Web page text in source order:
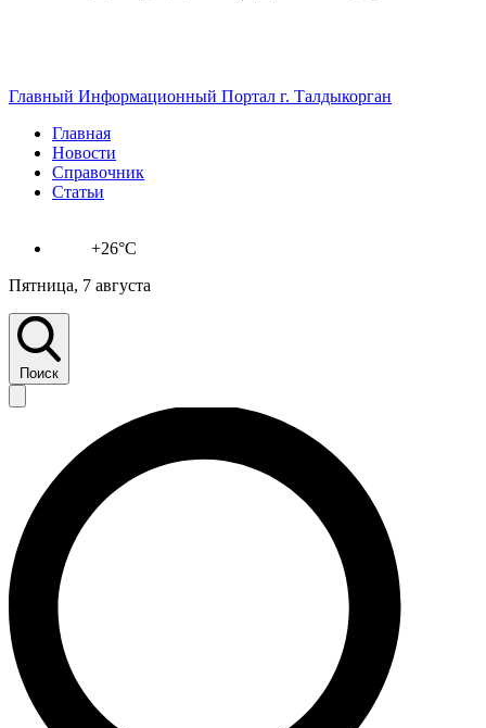
Главный Информационный Портал г. Талдыкорган
Главная
Новости
Справочник
Статьи
+26°C
Пятница, 7 августа
Поиск